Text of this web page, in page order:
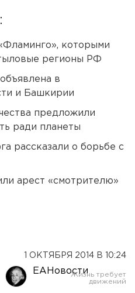
которыми
регионы РФ
в
и Башкирии
предложили
ради планеты
рассказали о борьбе с
арест «смотрителю»
1 ОКТЯБРЯ 2014 В 10:24
ЕАНовости